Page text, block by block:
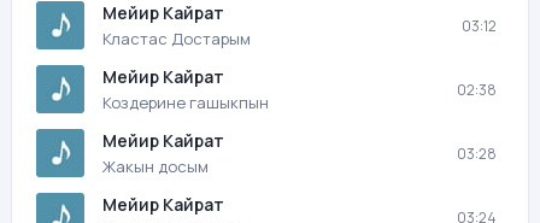
Мейир Кайрат
Кластас Достарым
03:12
Мейир Кайрат
Коздерине гашыкпын
02:38
Мейир Кайрат
Жакын досым
03:28
Мейир Кайрат
03:24